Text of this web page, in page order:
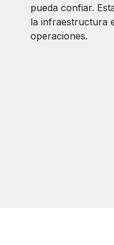
pueda confiar.
la infraestructura
operaciones.